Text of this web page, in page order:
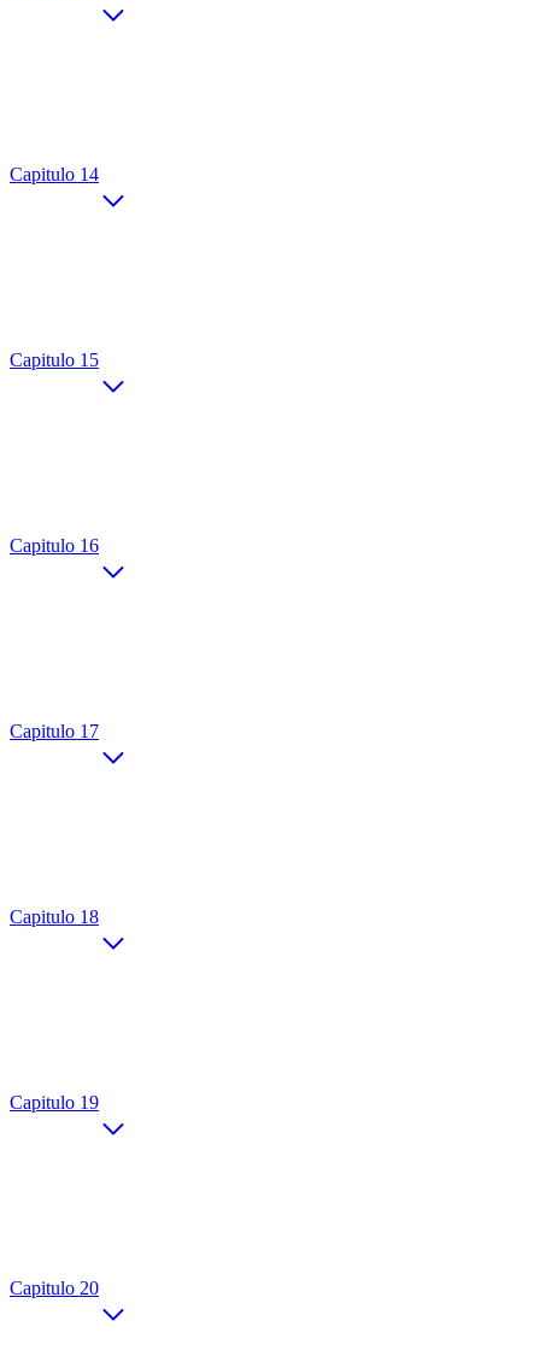
Capitulo 14
Capitulo 15
Capitulo 16
Capitulo 17
Capitulo 18
Capitulo 19
Capitulo 20